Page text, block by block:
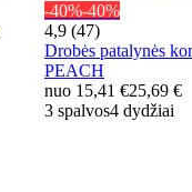
-40%-40%
4,9 (47)
Drobės patalynės
PEACH
nuo 15,41 €25,69 €
3 spalvos4 dydžiai